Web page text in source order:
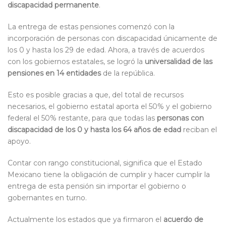
discapacidad permanente.
La entrega de estas pensiones comenzó con la
incorporación de personas con discapacidad únicamente de
los 0 y hasta los 29 de edad. Ahora, a través de acuerdos
con los gobiernos estatales, se logró la universalidad de las
pensiones en 14 entidadesde la república.
Esto es posible gracias a que, del total de recursos
necesarios, el gobierno estatal aporta el 50% y el gobierno
federal el 50% restante, para que todas las personas con
discapacidad de los 0 y hasta los 64 años de edad reciban el
apoyo.
Contar con rango constitucional, significa que el Estado
Mexicano tiene la obligación de cumplir y hacer cumplir la
entrega de esta pensión sin importar el gobierno o
gobernantes en turno.
Actualmente los estados que ya firmaron el acuerdo de